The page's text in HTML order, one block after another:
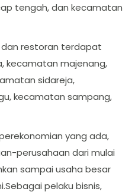
tengah, dan kecamatan
restoran terdapat
kecamatan majenang,
sidareja,
kecamatan sampang,
yang ada,
perusahaan dari mulai
sampai usaha besar
pelaku bisnis,